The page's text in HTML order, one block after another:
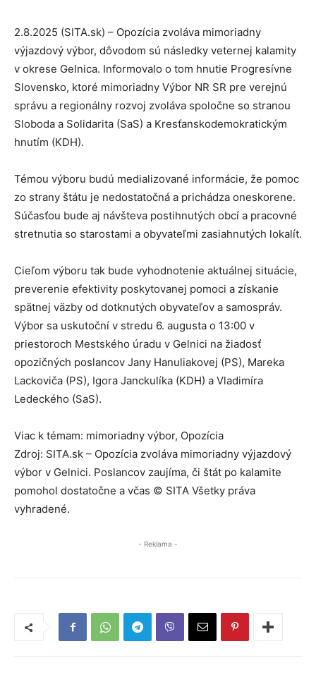
2.8.2025 (SITA.sk) – Opozícia zvoláva mimoriadny
výjazdový výbor, dôvodom sú následky veternej kalamity
v okrese Gelnica. Informovalo o tom hnutie Progresívne
Slovensko, ktoré mimoriadny Výbor NR SR pre verejnú
správu a regionálny rozvoj zvoláva spoločne so stranou
Sloboda a Solidarita (SaS) a Kresťanskodemokratickým
hnutím (KDH).
Témou výboru budú medializované informácie, že pomoc
zo strany štátu je nedostatočná a prichádza oneskorene.
Súčasťou bude aj návšteva postihnutých obcí a pracovné
stretnutia so starostami a obyvateľmi zasiahnutých lokalít.
Cieľom výboru tak bude vyhodnotenie aktuálnej situácie,
preverenie efektivity poskytovanej pomoci a získanie
spätnej väzby od dotknutých obyvateľov a samospráv.
Výbor sa uskutoční v stredu 6. augusta o 13:00 v
priestoroch Mestského úradu v Gelnici na žiadosť
opozičných poslancov Jany Hanuliakovej (PS), Mareka
Lackoviča (PS), Igora Janckulíka (KDH) a Vladimíra
Ledeckého (SaS).
Viac k témam: mimoriadny výbor, Opozícia
Zdroj: SITA.sk – Opozícia zvoláva mimoriadny výjazdový
výbor v Gelnici. Poslancov zaujíma, či štát po kalamite
pomohol dostatočne a včas © SITA Všetky práva
vyhradené.
- Reklama -